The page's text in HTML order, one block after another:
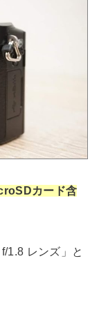
カード含
1.8 レンズ」と